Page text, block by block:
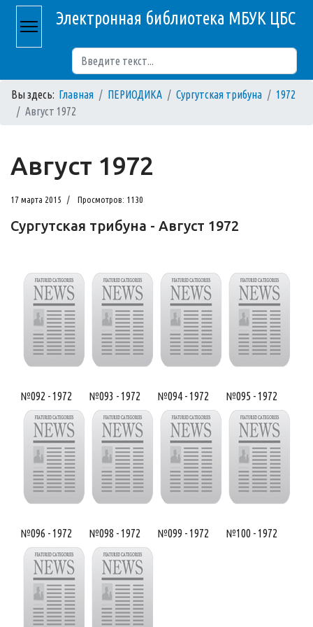
Электронная библиотека МБУК ЦБС
Вы здесь: Главная ПЕРИОДИКА Сургутская трибуна
1972
Август 1972
Август 1972
17 марта 2015 Просмотров: 1130
Сургутская трибуна - Август 1972
№092 - 1972 №093 - 1972 №094 - 1972 №095 - 1972
№096 - 1972 №098 - 1972 №099 - 1972 №100 - 1972